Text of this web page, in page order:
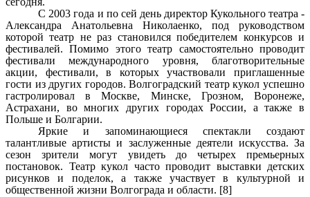
С 2003 года и по сей день директор Кукольного театра -
Александра Анатольевна Николаенко, под руководством
которой театр не раз становился победителем конкурсов и
фестивалей. Помимо этого театр самостоятельно проводит
фестивали международного уровня, благотворительные
акции, фестивали, в которых участвовали приглашенные
гости из других городов. Волгоградский театр кукол успешно
гастролировал в Москве, Минске, Грозном, Воронеже,
Астрахани, во многих других городах России, а также в
Польше и Болгарии.
Яркие и запоминающиеся спектакли создают
талантливые артисты и заслуженные деятели искусства. За
сезон зрители могут увидеть до четырех премьерных
постановок. Театр кукол часто проводит выставки детских
рисунков и поделок, а также участвует в культурной и
общественной жизни Волгограда и области. [8]